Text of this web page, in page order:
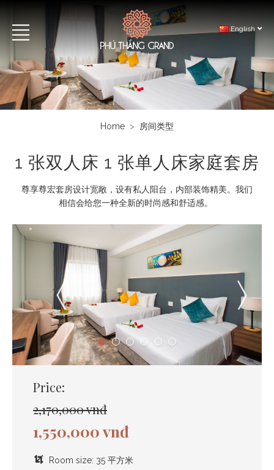
English
Home 房间类型
1 张双人床 1 张单人床家庭套房
尊享尊宏套房设计宽敞，设有私人阳台，内部装饰精美。我们
相信会给您一种全新的时尚感和舒适感。
Price:
2,170,000 vnđ
1,550,000 vnđ
Room size: 35 平方米